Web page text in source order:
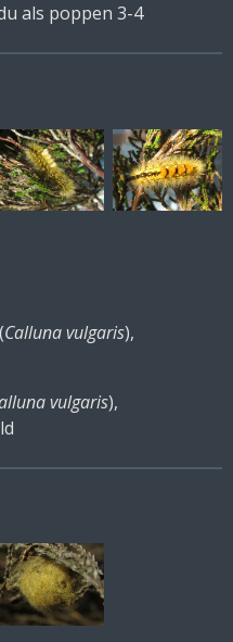
als poppen 3-4
Calluna vulgaris),
vulgaris),